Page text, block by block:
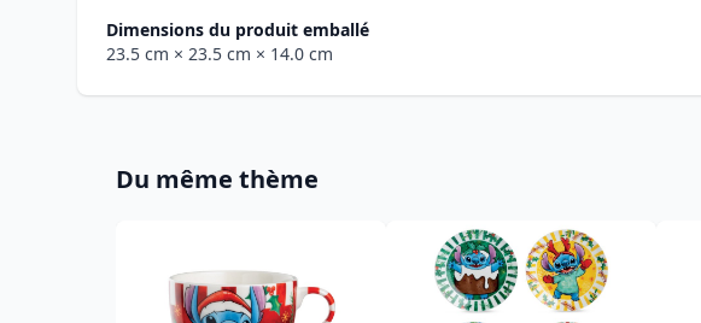
Dimensions du produit emballé
23.5 cm × 23.5 cm × 14.0 cm
Du même thème